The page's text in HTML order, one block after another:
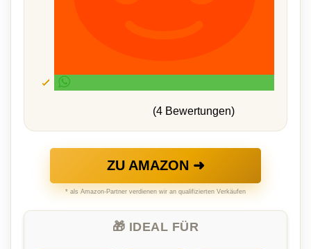
(4 Bewertungen)
ZU AMAZON ➜
* als Amazon-Partner verdienen wir an qualifizierten Verkäufen
🎁 IDEAL FÜR